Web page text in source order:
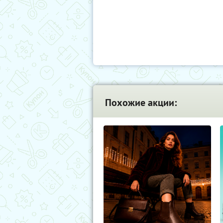
Похожие акции: